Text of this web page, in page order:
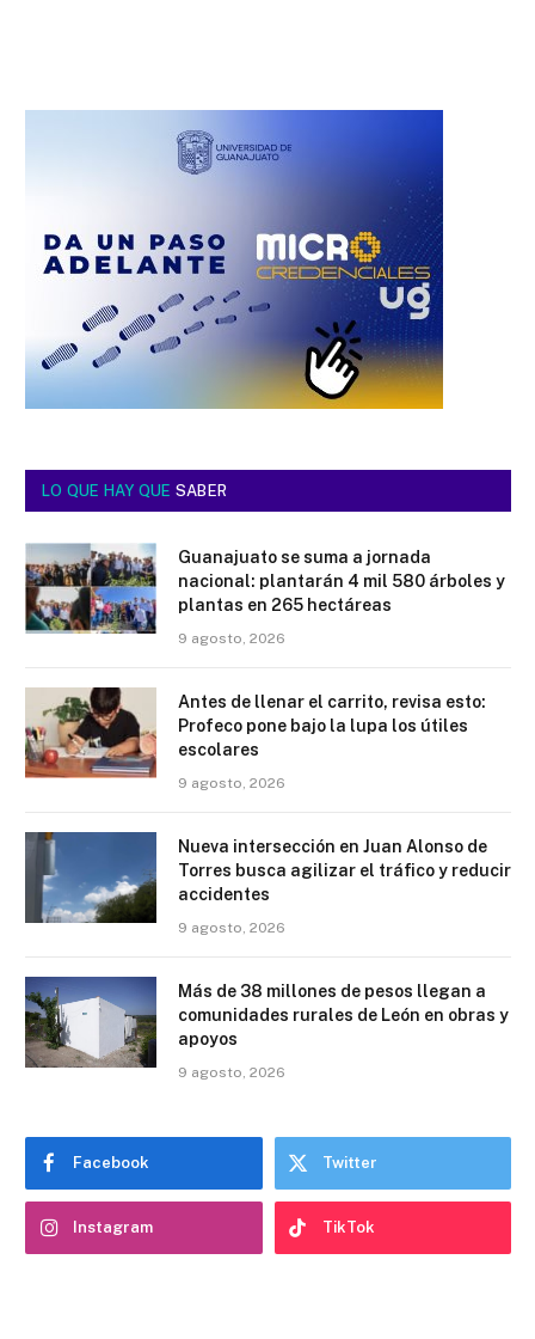
LO QUE HAY QUE SABER
Guanajuato se suma a jornada
nacional: plantarán 4 mil 580 árboles y
plantas en 265 hectáreas
9 agosto, 2026
Antes de llenar el carrito, revisa esto:
Profeco pone bajo la lupa los útiles
escolares
9 agosto, 2026
Nueva intersección en Juan Alonso de
Torres busca agilizar el tráfico y reducir
accidentes
9 agosto, 2026
Más de 38 millones de pesos llegan a
comunidades rurales de León en obras y
apoyos
9 agosto, 2026
Facebook Twitter
Instagram TikTok